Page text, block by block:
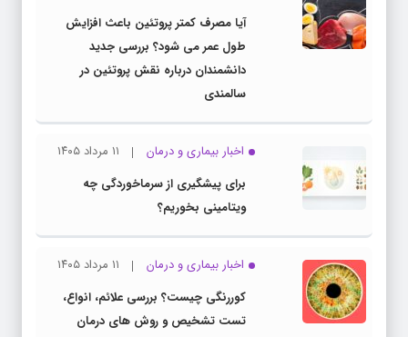
آیا مصرف کمتر پروتئین باعث افزایش
طول عمر می شود؟ بررسی جدید
دانشمندان درباره نقش پروتئین در
سالمندی
اخبار بیماری و درمان
۱۱ مرداد ۱۴۰۵
برای پیشگیری از سرماخوردگی چه
ویتامینی بخوریم؟
اخبار بیماری و درمان
۱۱ مرداد ۱۴۰۵
کوررنگی چیست؟ بررسی علائم، انواع،
تست تشخیص و روش های درمان